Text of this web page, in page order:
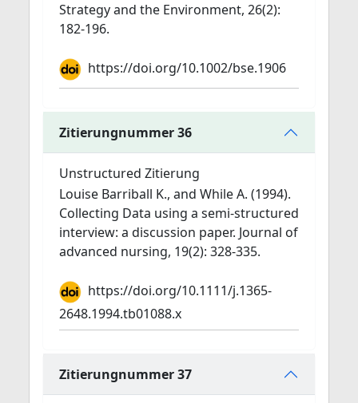
Strategy and the Environment, 26(2):
182-196.
https://doi.org/10.1002/bse.1906
Zitierungnummer 36
Unstructured Zitierung
Louise Barriball K., and While A. (1994).
Collecting Data using a semi‐structured
interview: a discussion paper. Journal of
advanced nursing, 19(2): 328-335.
https://doi.org/10.1111/j.1365-
2648.1994.tb01088.x
Zitierungnummer 37